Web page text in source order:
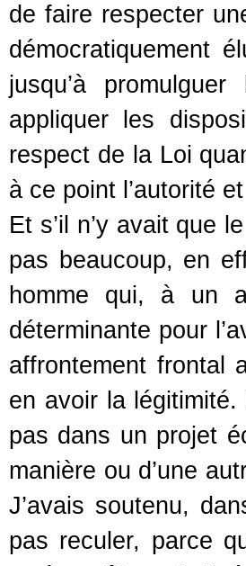
de faire respecter
démocratiquement
jusqu’à
appliquer les
respect de la Loi
à ce point l’autorité
Et s’il n’y avait que
pas beaucoup, en
homme qui, à un
déterminante pour
affrontement frontal
en avoir la légitimité.
pas dans un projet
manière ou d’une
J’avais soutenu,
pas reculer, parce